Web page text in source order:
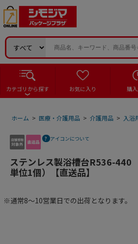
カテゴリから探す お気に入り 購
ホーム > 医療・介護用品 > 介護用品 > 入浴
アイコンについて
ステンレス製浴槽台R536-
単位1個）【直送品】
※通常8～10営業日での出荷となります。